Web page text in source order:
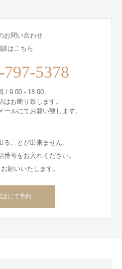
お問い合わせ
はこちら
797-5378
/ 9:00 - 18:00
お断り致します。
ルにてお願い致します。
ることが出来ません。
番号をお入れください。
願いいたします。
話にて予約